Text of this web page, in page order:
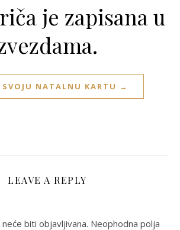
je zapisana u
SVOJU NATALNU KARTU →
LEAVE A REPLY
biti objavljivana. Neophodna polja